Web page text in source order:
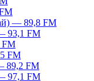
— 89,8 FM
93,1 FM
FM
FM
89,2 FM
97,1 FM